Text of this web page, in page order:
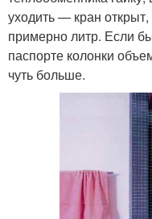
уходить — кран
примерно литр. Если
паспорте колонки
чуть больше.